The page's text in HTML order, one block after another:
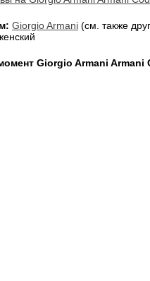
Giorgio Armani (см. также
Giorgio Armani Armani